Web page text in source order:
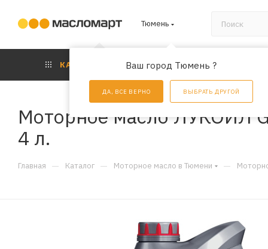
Тюмень
Ваш город Тюмень ?
ДА, ВСЕ ВЕРНО ВЫБРАТЬ ДРУГОЙ
КАТАЛОГ АКЦИИ
Моторное масло ЛУКОЙЛ
4 л.
Главная — Каталог — Моторное масло в Тюмени —